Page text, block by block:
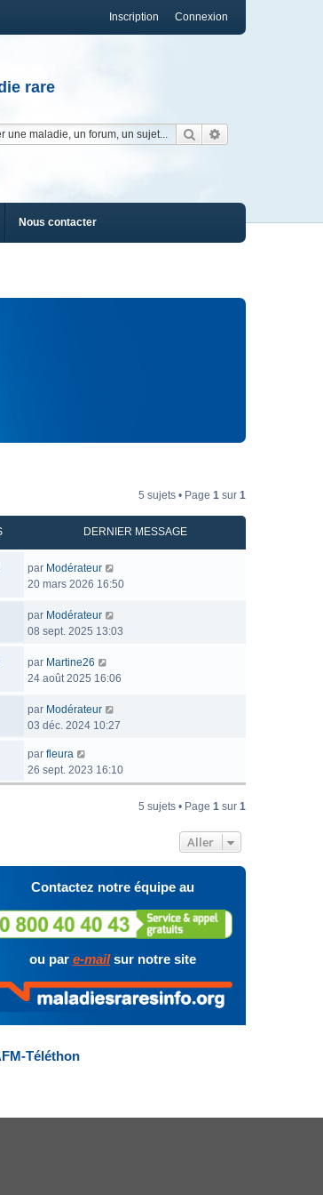
Connexion
Inscription
rare
Rechercher
Nous contacter
5 sujets • Page 1 sur 1
DERNIER MESSAGE
par Modérateur
20 mars 2026 16:50
par Modérateur
08 sept. 2025 13:03
par Martine26
24 août 2025 16:06
par Modérateur
03 déc. 2024 10:27
par fleura
26 sept. 2023 16:10
5 sujets • Page 1 sur 1
Aller
Contactez notre équipe au
ou par e-mailsur notre site
Téléthon